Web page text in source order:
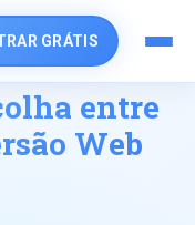
GRÁTIS
entre
Web